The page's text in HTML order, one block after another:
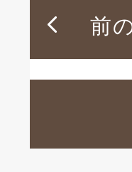
前